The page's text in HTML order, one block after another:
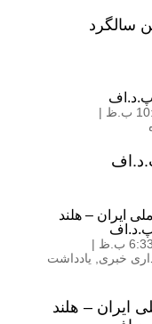
شماره 486 ويژه 54مین سالگرد
|
ایران – هلند
|
خبری
یادداشت
ایران – هلند